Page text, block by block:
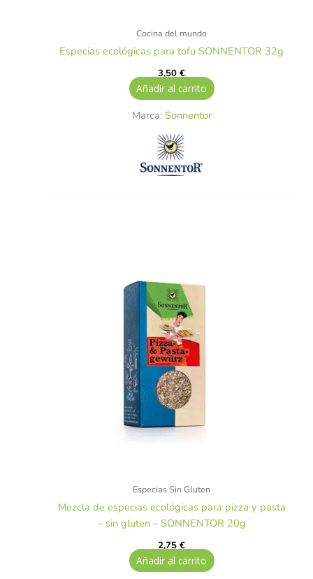
Cocina del mundo
Especias ecológicas para tofu SONNENTOR 32g
3,50€
Añadir al carrito
Marca: Sonnentor
Especias Sin Gluten
Mezcla de especias ecológicas para pizza y pasta
– sin gluten – SONNENTOR 20g
2,75€
Añadir al carrito